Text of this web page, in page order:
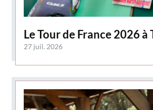
Le Tour de France 2026
27 juil. 2026